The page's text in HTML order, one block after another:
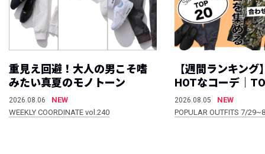
重見え回避！大人の男こそ嗜
みたい真夏のモノトーン
2026.08.06
NEW
WEEKLY COORDINATE vol.240
【週間ランキング
HOTなコーデ｜
2026.08.05
NEW
POPULAR OUTFITS 7/